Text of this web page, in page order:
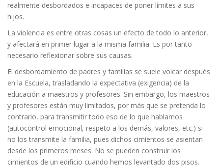
realmente desbordados e incapaces de poner límites a sus
hijos.
La violencia es entre otras cosas un efecto de todo lo anterior,
y afectará en primer lugar a la misma familia. Es por tanto
necesario reflexionar sobre sus causas.
El desbordamiento de padres y familias se suele volcar después
en la Escuela, trasladando la expectativa (exigencia) de la
educación a maestros y profesores. Sin embargo, los maestros
y profesores están muy limitados, por más que se pretenda lo
contrario, para transmitir todo eso de lo que hablamos
(autocontrol emocional, respeto a los demás, valores, etc.) si
no los transmite la familia, pues dichos cimientos se asientan
desde los primeros meses. No se pueden construir los
cimientos de un edificio cuando hemos levantado dos pisos.